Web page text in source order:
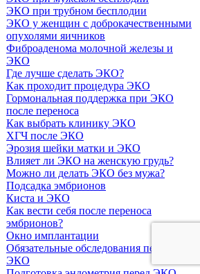
ЭКО при трубном бесплодии
ЭКО у женщин с доброкачественными
опухолями яичников
Фиброаденома молочной железы и
ЭКО
Где лучше сделать ЭКО?
Как проходит процедура ЭКО
Гормональная поддержка при ЭКО
после переноса
Как выбрать клинику ЭКО
ХГЧ после ЭКО
Эрозия шейки матки и ЭКО
Влияет ли ЭКО на женскую грудь?
Можно ли делать ЭКО без мужа?
Подсадка эмбрионов
Киста и ЭКО
Как вести себя после переноса
эмбрионов?
Окно имплантации
Обязательные обследования перед
ЭКО